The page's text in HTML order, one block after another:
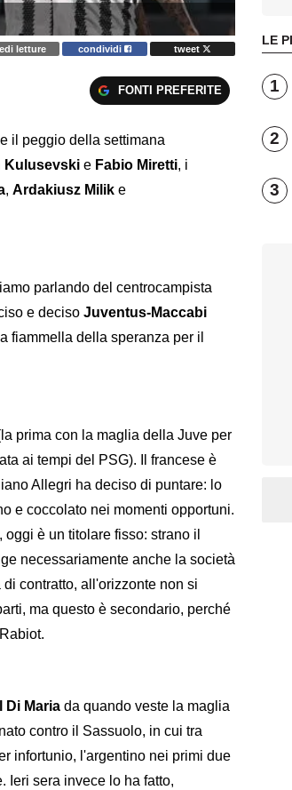
letture condividi tweet
FONTI PREFERITE
il peggio della settimana
Kulusevski e Fabio Miretti, i
, Ardakiusz Milik e
parlando del centrocampista
e deciso Juventus-Maccabi
fiammella della speranza per il
prima con la maglia della Juve per
ai tempi del PSG). Il francese è
Allegri ha deciso di puntare: lo
e coccolato nei momenti opportuni.
è un titolare fisso: strano il
necessariamente anche la società
contratto, all'orizzonte non si
ma questo è secondario, perché
Di Maria da quando veste la maglia
contro il Sassuolo, in cui tra
infortunio, l'argentino nei primi due
Ieri sera invece lo ha fatto,
LE
1
2
3